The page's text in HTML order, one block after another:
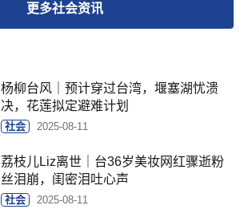
更多社会资讯
杨柳台风｜预计穿过台湾，堰塞湖忧溃
决，花莲拟定避难计划
社会 2025-08-11
荔枝儿Liz离世｜台36岁美妆网红骤逝粉
丝泪崩，闺密泪吐心声
社会 2025-08-11